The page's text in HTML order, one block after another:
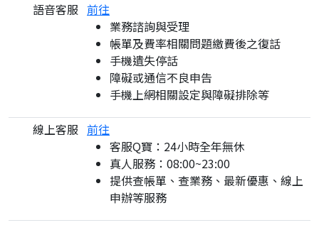
語音客服 前往
業務諮詢與受理
帳單及費率相關問題繳費後之復話
手機遺失停話
障礙或通信不良申告
手機上網相關設定與障礙排除等
線上客服 前往
客服Q寶：24小時全年無休
真人服務：08:00~23:00
提供查帳單、查業務、最新優惠、線上
申辦等服務